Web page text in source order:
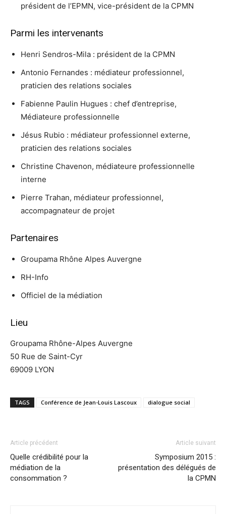
président de l’EPMN, vice-président de la CPMN
Parmi les intervenants
Henri Sendros-Mila : président de la CPMN
Antonio Fernandes : médiateur professionnel,
praticien des relations sociales
Fabienne Paulin Hugues : chef d’entreprise,
Médiateure professionnelle
Jésus Rubio : médiateur professionnel externe,
praticien des relations sociales
Christine Chavenon, médiateure professionnelle
interne
Pierre Trahan, médiateur professionnel,
accompagnateur de projet
Partenaires
Groupama Rhône Alpes Auvergne
RH-Info
Officiel de la médiation
Lieu
Groupama Rhône-Alpes Auvergne
50 Rue de Saint-Cyr
69009 LYON
TAGS Conférence de Jean-Louis Lascoux dialogue social
Article précédent
Quelle crédibilité pour la
médiation de la
consommation ?
Article suivant
Symposium 2015 :
présentation des délégués de
la CPMN